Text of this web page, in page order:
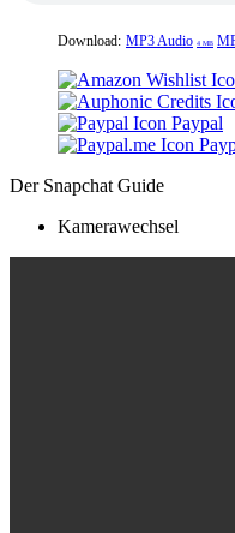
Download: MP3 Audio 4 MB
Paypal
Der Snapchat Guide
Kamerawechsel